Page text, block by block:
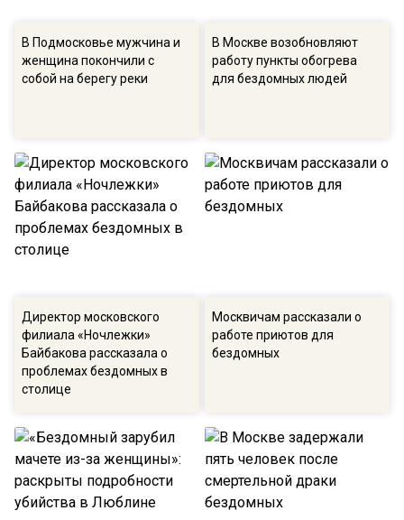
В Подмосковье мужчина и
женщина покончили с
собой на берегу реки
В Москве возобновляют
работу пункты обогрева
для бездомных людей
Директор московского
филиала «Ночлежки»
Байбакова рассказала о
проблемах бездомных в
столице
Москвичам рассказали о
работе приютов для
бездомных